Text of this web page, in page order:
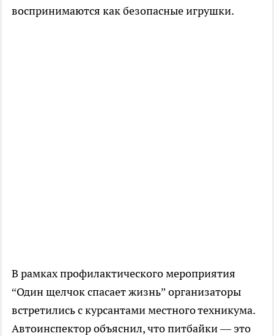
воспринимаются как безопасные игрушки.
В рамках профилактического мероприятия
“Один щелчок спасает жизнь” организаторы
встретились с курсантами местного техникума.
Автоинспектор объяснил, что питбайки — это